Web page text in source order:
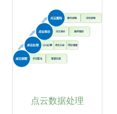
点云数据处理